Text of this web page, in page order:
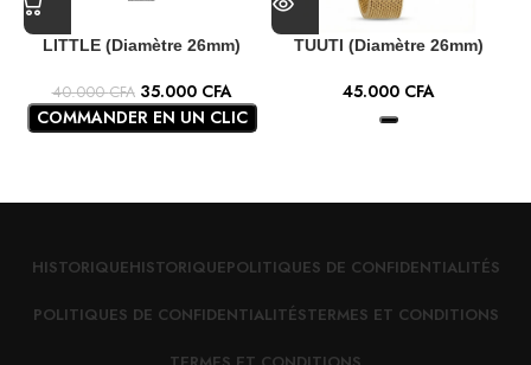
LITTLE (Diamètre 26mm)
40.000CFA 35.000 CFA
COMMANDER EN UN CLIC
TUUTI (Diamètre 26mm)
45.000 CFA
HISTORIQUEHISTORIQUEPOLITIQUES DE CONFIDENTIALITÉS
POLITIQUES DE CONFIDENTIALITÉSTERMES ET CONDITIONS